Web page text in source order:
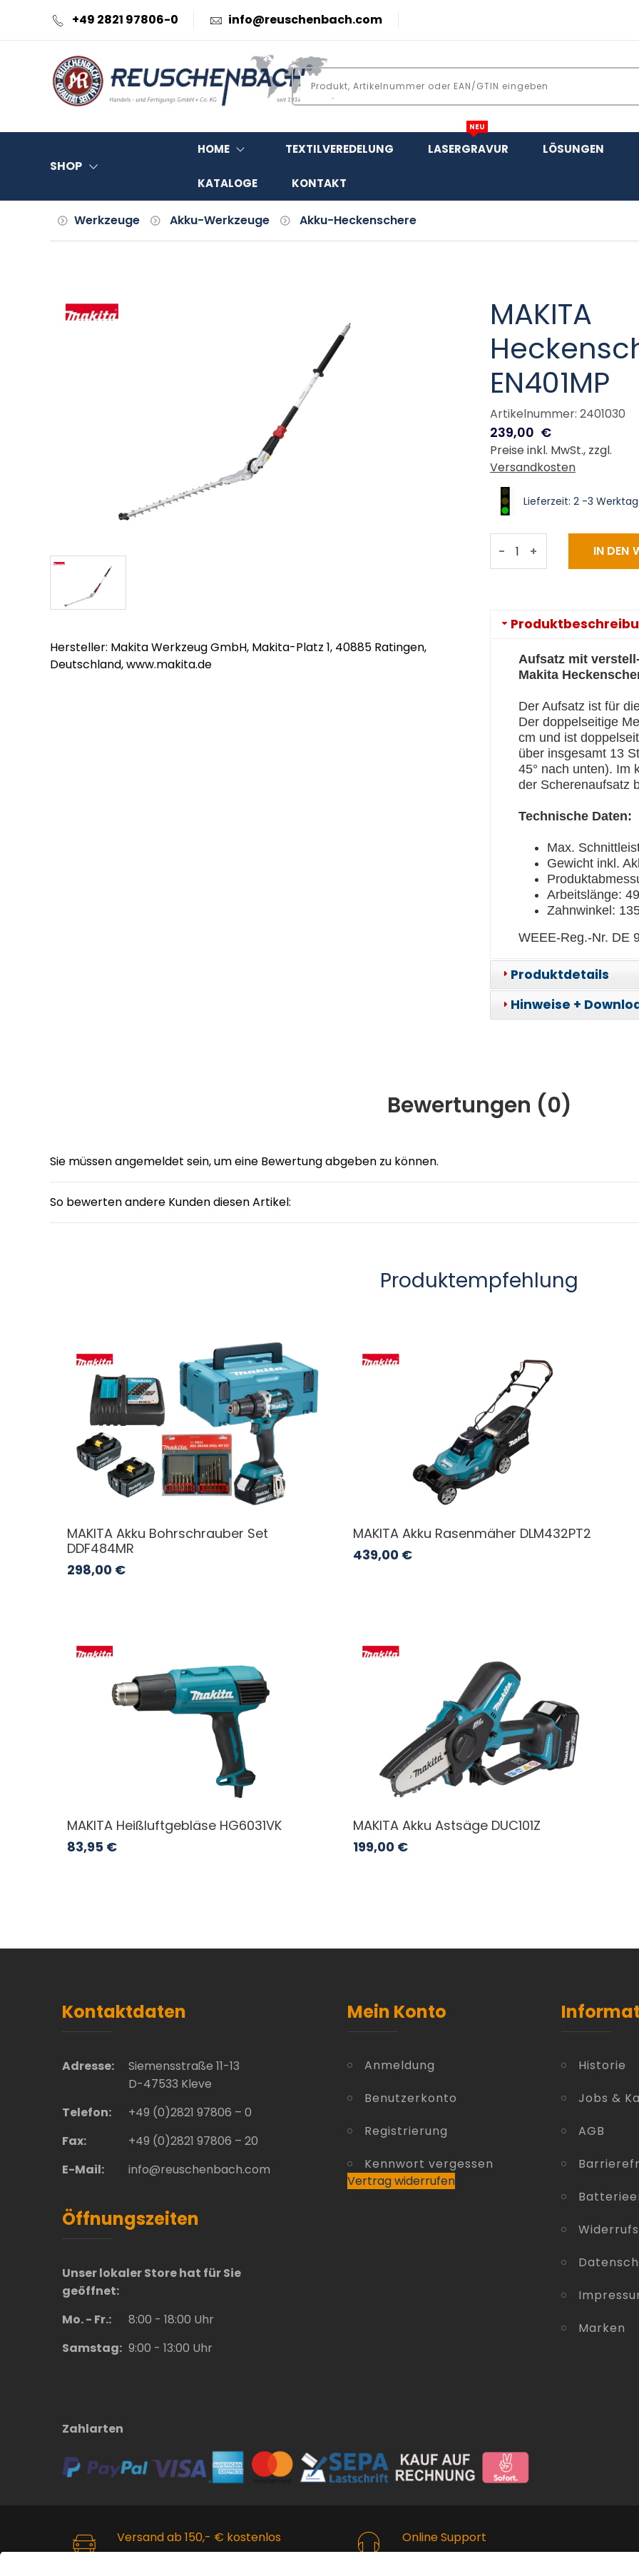
+49 2821 97806-0 info@reuschenbach.com
SHOP
HOME TEXTILVEREDELUNG LASERGRAVUR
NEU
LÖSUNGEN
KATALOGE KONTAKT
Werkzeuge Akku-Werkzeuge Akku-Heckenschere
Hersteller: Makita Werkzeug GmbH, Makita-Platz 1, 40885 Ratingen,
Deutschland, www.makita.de
MAKITA
EN401MP
Artikelnummer: 2401030
239,00 €
Preise inkl. MwSt., zzgl.
Versandkosten
Lieferzeit: 2 -3
- +
Aufsatz mit
Makita
Der Aufsatz ist für
Der doppelseitige
cm und ist
über insgesamt 13
45° nach unten). Im
der Scherenaufsatz
Technische Daten:
Max.
Gewicht inkl.
Arbeitslänge:
Zahnwinkel:
WEEE-Reg.-Nr. DE
Produktdetails
Hinweise +
Bewertungen (0)
Sie müssen angemeldet sein, um eine Bewertung abgeben zu können.
So bewerten andere Kunden diesen Artikel:
Produktempfehlung
MAKITA Akku Bohrschrauber Set
DDF484MR
298,00 €
MAKITA Akku Rasenmäher DLM432PT2
439,00 €
MAKITA Heißluftgebläse HG6031VK
83,95 €
MAKITA Akku Astsäge DUC101Z
199,00 €
Kontaktdaten
Adresse:
Siemensstraße 11-13
D-47533 Kleve
Telefon:
+49 (0)2821 97806 – 0
Fax:
+49 (0)2821 97806 – 20
E-Mail:
info@reuschenbach.com
Öffnungszeiten
Unser lokaler Store hat für Sie
geöffnet:
Mo. - Fr.:
8:00 - 18:00 Uhr
Samstag: 9:00 - 13:00 Uhr
Mein Konto
Anmeldung
Benutzerkonto
Registrierung
Kennwort vergessen
Vertrag widerrufen
Historie
Jobs &
AGB
Marken
Zahlarten
Versand ab 150,- € kostenlos
Online Support